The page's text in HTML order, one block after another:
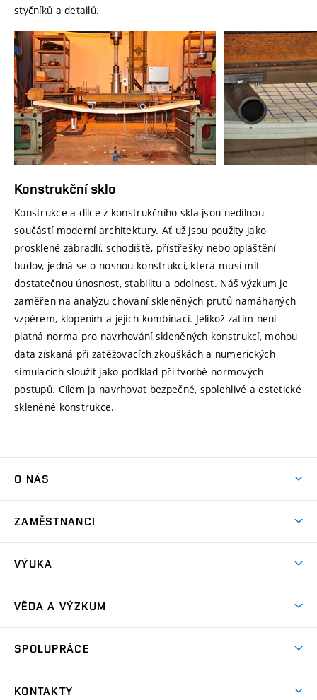
styčníků a detailů.
Konstrukční sklo
Konstrukce a dílce z konstrukčního skla jsou nedílnou
součástí moderní architektury. Ať už jsou použity jako
prosklené zábradlí, schodiště, přístřešky nebo opláštění
budov, jedná se o nosnou konstrukci, která musí mít
dostatečnou únosnost, stabilitu a odolnost. Náš výzkum je
zaměřen na analýzu chování skleněných prutů namáhaných
vzpěrem, klopením a jejich kombinací. Jelikož zatím není
platná norma pro navrhování skleněných konstrukcí, mohou
data získaná při zatěžovacích zkouškách a numerických
simulacích sloužit jako podklad při tvorbě normových
postupů. Cílem ja navrhovat bezpečné, spolehlivé a estetické
skleněné konstrukce.
O NÁS
ZAMĚSTNANCI
VÝUKA
VĚDA A VÝZKUM
SPOLUPRÁCE
KONTAKTY